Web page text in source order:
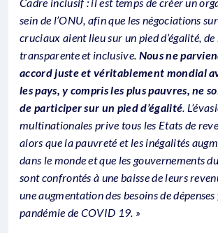
sein de l’ONU, afin que les négociations
cruciaux aient lieu sur un pied d’égalité,
transparente et inclusive. Nous ne
accord juste et véritablement mondial
les pays, y compris les plus pauvres, ne
de participer sur un pied d’égalité.
multinationales prive tous les Etats de
alors que la pauvreté et les inégalités
dans le monde et que les gouvernements
sont confrontés à une baisse de leurs
une augmentation des besoins de
pandémie de COVID 19. »